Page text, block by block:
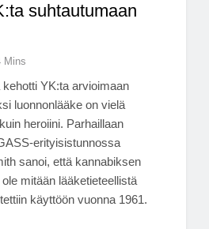
suhtautumaan
Mins
kehotti YK:ta arvioimaan
luonnonlääke on vielä
heroiini. Parhaillaan
erityisistunnossa
sanoi, että kannabiksen
mitään lääketieteellistä
käyttöön vuonna 1961.